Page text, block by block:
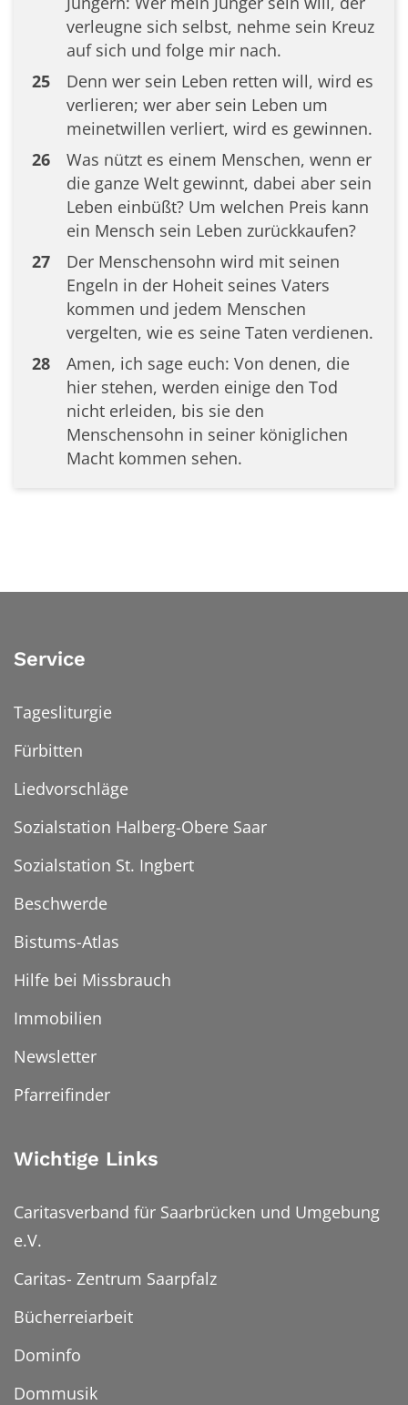
verleugne sich selbst, nehme sein Kreuz
auf sich und folge mir nach.
25
Denn wer sein Leben retten will, wird es
verlieren; wer aber sein Leben um
meinetwillen verliert, wird es gewinnen.
26
Was nützt es einem Menschen, wenn er
die ganze Welt gewinnt, dabei aber sein
Leben einbüßt? Um welchen Preis kann
ein Mensch sein Leben zurückkaufen?
27
Der Menschensohn wird mit seinen
Engeln in der Hoheit seines Vaters
kommen und jedem Menschen
vergelten, wie es seine Taten verdienen.
28
Amen, ich sage euch: Von denen, die
hier stehen, werden einige den Tod
nicht erleiden, bis sie den
Menschensohn in seiner königlichen
Macht kommen sehen.
Service
Tagesliturgie
Fürbitten
Liedvorschläge
Sozialstation Halberg-Obere Saar
Sozialstation St. Ingbert
Beschwerde
Bistums-Atlas
Hilfe bei Missbrauch
Immobilien
Newsletter
Pfarreifinder
Wichtige Links
Caritasverband für Saarbrücken und Umgebung
e.V.
Caritas- Zentrum Saarpfalz
Bücherreiarbeit
Dominfo
Dommusik